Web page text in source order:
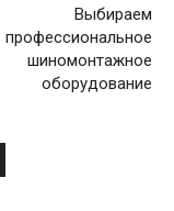
Выбираем
профессиональное
шиномонтажное
оборудование